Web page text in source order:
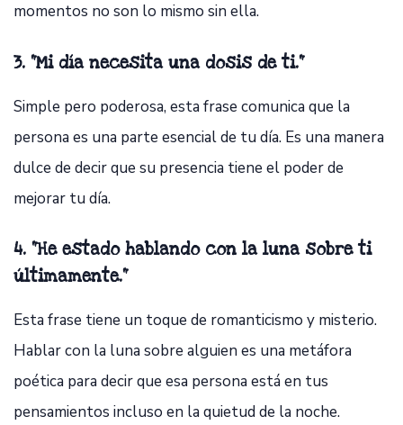
momentos no son lo mismo sin ella.
3. "Mi día necesita una dosis de ti."
Simple pero poderosa, esta frase comunica que la
persona es una parte esencial de tu día. Es una manera
dulce de decir que su presencia tiene el poder de
mejorar tu día.
4. "He estado hablando con la luna sobre ti
últimamente."
Esta frase tiene un toque de romanticismo y misterio.
Hablar con la luna sobre alguien es una metáfora
poética para decir que esa persona está en tus
pensamientos incluso en la quietud de la noche.